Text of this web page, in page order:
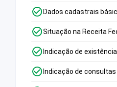
Dados cadastrais
Situação na Receita
Indicação de
Indicação de